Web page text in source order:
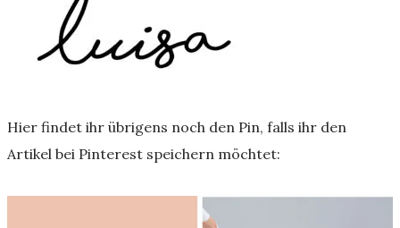
Hier findet ihr übrigens noch den Pin, falls ihr den
Artikel bei Pinterest speichern möchtet: